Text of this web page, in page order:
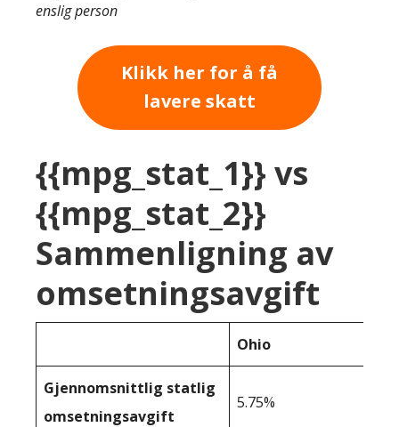
enslig person
Klikk her for å få
lavere skatt
{{mpg_stat_1}} vs
{{mpg_stat_2}}
Sammenligning av
omsetningsavgift
Ohio
Gjennomsnittlig statlig
omsetningsavgift
5.75%